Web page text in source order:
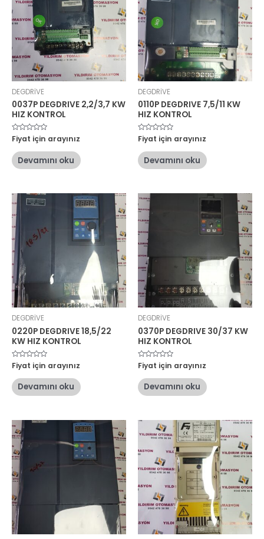
DEGDRİVE
0037P DEGDRIVE 2,2/3,7 KW
HIZ KONTROL
5
üzerinden
oy
aldı
Fiyat için arayınız
Devamını oku
DEGDRİVE
0110P DEGDRIVE 7,5/11 KW
HIZ KONTROL
5
üzerinden
oy
aldı
Fiyat için arayınız
Devamını oku
DEGDRİVE
0220P DEGDRIVE 18,5/22
KW HIZ KONTROL
5
üzerinden
oy
aldı
Fiyat için arayınız
Devamını oku
DEGDRİVE
0370P DEGDRIVE 30/37 KW
HIZ KONTROL
5
üzerinden
oy
aldı
Fiyat için arayınız
Devamını oku